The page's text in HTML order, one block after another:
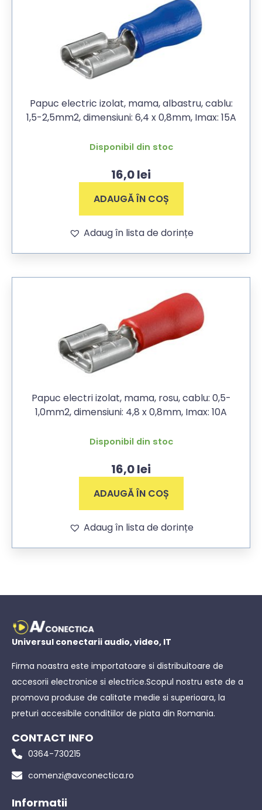
Papuc electric izolat, mama, albastru, cablu:
1,5-2,5mm2, dimensiuni: 6,4 x 0,8mm, Imax: 15A
Disponibil din stoc
16,0lei
ADAUGĂ ÎN COȘ
Adaug în lista de dorințe
Papuc electri izolat, mama, rosu, cablu: 0,5-
1,0mm2, dimensiuni: 4,8 x 0,8mm, Imax: 10A
Disponibil din stoc
16,0lei
ADAUGĂ ÎN COȘ
Adaug în lista de dorințe
Universul conectarii audio, video, IT
Firma noastra este importatoare si distribuitoare de
accesorii electronice si electrice.Scopul nostru este de a
promova produse de calitate medie si superioara, la
preturi accesibile conditiilor de piata din Romania.
CONTACT INFO
0364-730215
comenzi@avconectica.ro
Informatii